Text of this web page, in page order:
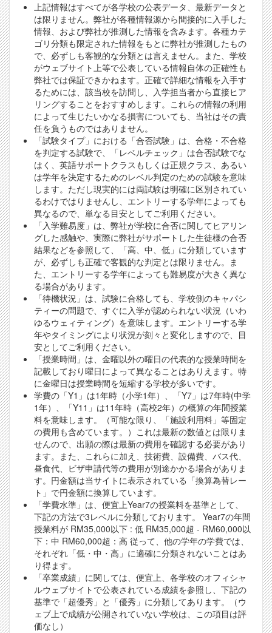
上記情報はすべてが各学校の公表データ、最新データと
は限りません。弊社が各種情報源から間接的に入手した
情報、および弊社が推測した情報を含みます。各種カテ
ゴリ分類も限定された情報をもとに弊社が推測したもの
で、必ずしも客観的な分類とは言えません。また、学校
がウェブサイト上等で公表している情報自体の正確性も
弊社では保証できかねます。正確で詳細な情報を入手す
るためには、該当校を訪問し、入学担当者から直接ヒア
リングすることをおすすめします。これらの情報の利用
によって生じたいかなる損害についても、当社はその責
任を負うものではありません。
「試験タイプ」における「合否試験」は、合格・不合格
を判定する試験で、「レベルチェック」は合否試験でな
はく、英語サポートクラスもしくは正規クラス、あるい
は学年を決定するためのレベル判定のための試験を意味
します。ただし現実的には両試験は明確に区別されてい
るわけではりませんし、エントリーする学年によっても
異なるので、単なる目安としてご利用ください。
「入学難易度」は、弊社が学校に合否に関してヒアリン
グした感触や、実際に弊社がサポートした生徒様の合否
結果などを参照して、「高、中、低」に分類しています
が、必ずしも正確で客観的な判定とは限りません。ま
た、エントリーする学年によっても難易度が大きく異な
る場合があります。
「待機状況」は、試験に合格しても、学校側のキャパシ
ティーの問題で、すぐに入学が認められない状況（いわ
ゆるウェィティング）を意味します。エントリーする学
年やタイミングにより状況が刻々と変化しますので、目
安としてご利用ください。
「授業時間」は、金曜以外の曜日の代表的な授業時間を
記載しており曜日によって異なることはありえます。特
に金曜日は授業時間を短縮する学校が多いです。
学費の「Y1」は1年時（小学1年）、「Y7」は7年時(中学
1年）、「Y11」は11年時（高校2年）の概算の年間授業
料を意味します。（可能な限り、「施設利用料」等固定
の費用も含めています。）これは最新の数値とは限りま
せんので、出願の際は最新の費用を確認する必要があり
ます。また、これらに加え、技術費、設備費、バス代、
昼食代、ビザ申請代等の費用が別途かかる場合がありま
す。円金額は当サイトに表示されている「換算為替レー
ト」で円金額に換算しています。
「学費水準」は、便宜上Year7の授業料を基準として、
下記の方法で3レベルに分類しております。 Year7の年間
授業料が RM35,000以下 : 低 RM35,000超 - RM60,000以
下：中 RM60,000超：高 従って、他の学年の学費では、
それぞれ「低・中・高」に適確に分類されないことはあ
り得ます。
「卒業成績」に関しては、便宜上、各学校のオフィシャ
ルウェブサイトで公表されている成績を参照し、下記の
基準で「超優秀」と「優秀」に分類してあります。（ウ
ェブ上で成績が公開されていない学校は、この項目は評
価なし）